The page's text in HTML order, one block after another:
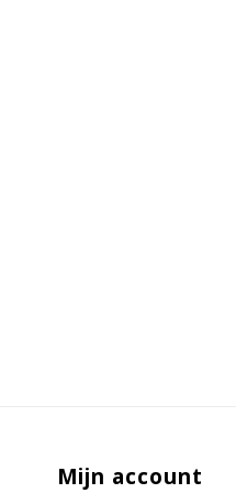
Mijn account